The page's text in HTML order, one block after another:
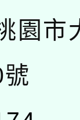
園市